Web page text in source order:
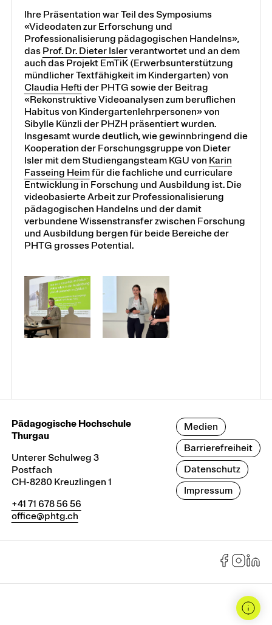
Ihre Präsentation war Teil des Symposiums
«Videodaten zur Erforschung und
Professionalisierung pädagogischen Handelns»,
das Prof. Dr. Dieter Islerverantwortet und an dem
auch das Projekt EmTiK (Erwerbsunterstützung
mündlicher Textfähigkeit im Kindergarten) von
Claudia Hefti der PHTG sowie der Beitrag
«Rekonstruktive Videoanalysen zum beruflichen
Habitus von Kindergartenlehrpersonen» von
Sibylle Künzli der PHZH präsentiert wurden.
Insgesamt wurde deutlich, wie gewinnbringend die
Kooperation der Forschungsgruppe von Dieter
Isler mit dem Studiengangsteam KGU von Karin
Fasseing Heimfür die fachliche und curriculare
Entwicklung in Forschung und Ausbildung ist. Die
videobasierte Arbeit zur Professionalisierung
pädagogischen Handelns und der damit
verbundene Wissenstransfer zwischen Forschung
und Ausbildung bergen für beide Bereiche der
PHTG grosses Potential.
Pädagogische Hochschule
Thurgau
Unterer Schulweg 3
Postfach
CH-8280 Kreuzlingen 1
+41 71 678 56 56
office@phtg.ch
Medien
Barrierefreiheit
Datenschutz
Impressum